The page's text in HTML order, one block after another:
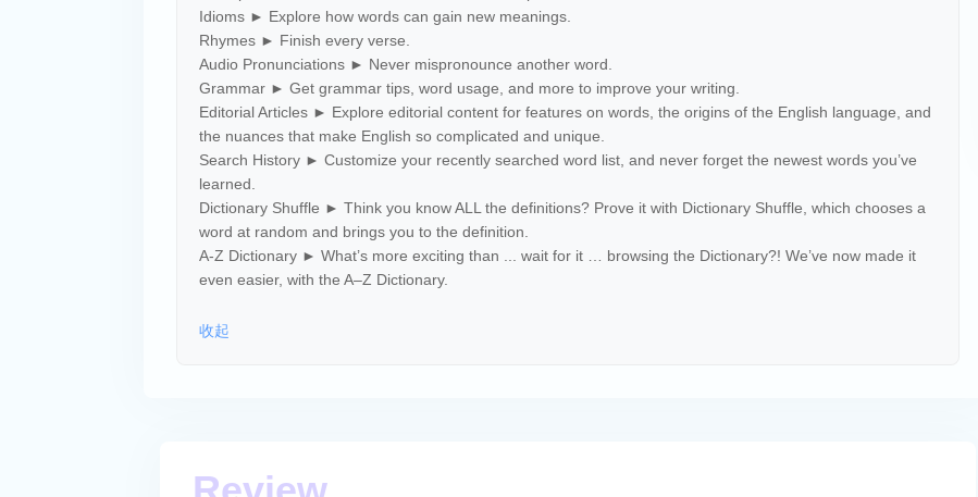
Idioms ► Explore how words can gain new meanings.
Rhymes ► Finish every verse.
Audio Pronunciations ► Never mispronounce another word.
Grammar ► Get grammar tips, word usage, and more to improve your writing.
Editorial Articles ► Explore editorial content for features on words, the origins of the English language, and
the nuances that make English so complicated and unique.
Search History ► Customize your recently searched word list, and never forget the newest words you’ve
learned.
Dictionary Shuffle ► Think you know ALL the definitions? Prove it with Dictionary Shuffle, which chooses a
word at random and brings you to the definition.
A-Z Dictionary ► What’s more exciting than ... wait for it … browsing the Dictionary?! We’ve now made it
even easier, with the A–Z Dictionary.
收起